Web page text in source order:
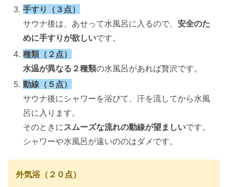
手すり（３点）
サウナ後は、あせって水風呂に入るので、安全のた
めに手すりが欲しいです。
種類（２点）
水温が異なる２種類の水風呂があれば贅沢です。
動線（５点）
サウナ後にシャワーを浴びて、汗を流してから水風
呂に入ります。
そのときに スムーズな流れの動線が望ましいです。
シャワーや水風呂が遠いののはダメです。
外気浴（２０点）